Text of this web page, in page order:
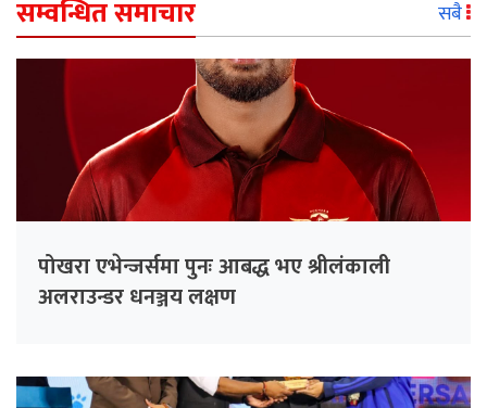
सम्वन्धित समाचार सबै
पोखरा एभेन्जर्समा पुनः आबद्ध भए श्रीलंकाली
अलराउन्डर धनञ्जय लक्षण